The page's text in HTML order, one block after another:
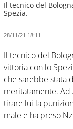
Il tecnico del
Spezia.
28/11/21 18:11
Il tecnico del
vittoria con lo
che sarebbe stata
meritatamente. Ad
tirare lui la
male e ha preso